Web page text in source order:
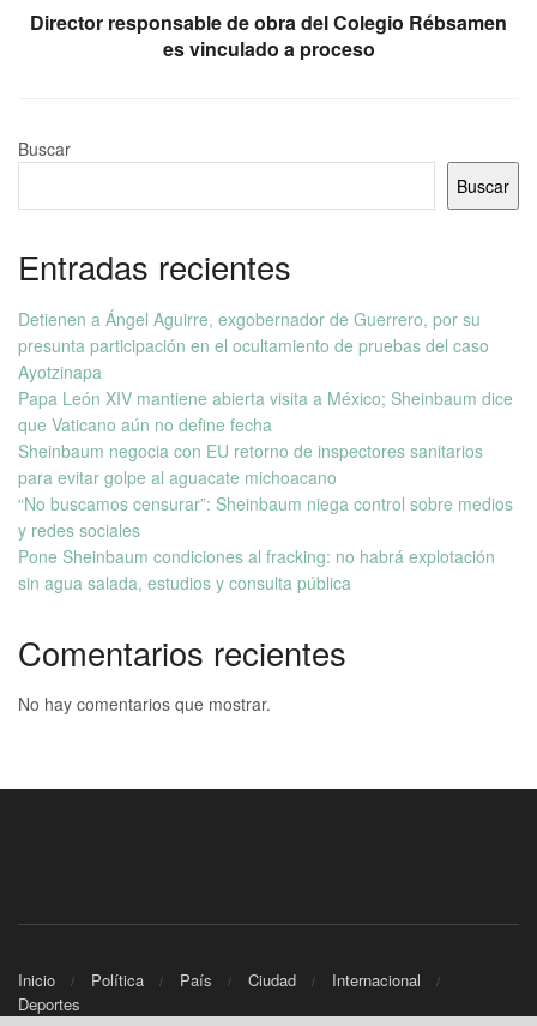
Director responsable de obra del Colegio Rébsamen
es vinculado a proceso
Buscar
Buscar
Entradas recientes
Detienen a Ángel Aguirre, exgobernador de Guerrero, por su
presunta participación en el ocultamiento de pruebas del caso
Ayotzinapa
Papa León XIV mantiene abierta visita a México; Sheinbaum dice
que Vaticano aún no define fecha
Sheinbaum negocia con EU retorno de inspectores sanitarios
para evitar golpe al aguacate michoacano
“No buscamos censurar”: Sheinbaum niega control sobre medios
y redes sociales
Pone Sheinbaum condiciones al fracking: no habrá explotación
sin agua salada, estudios y consulta pública
Comentarios recientes
No hay comentarios que mostrar.
Inicio Política País Ciudad
Internacional
Deportes